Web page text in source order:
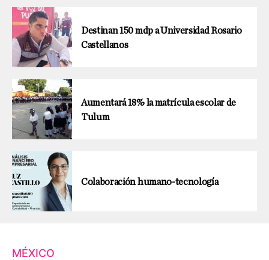
Destinan 150 mdp a Universidad Rosario
Castellanos
Aumentará 18% la matrícula escolar de
Tulum
Colaboración humano-tecnología
MÉXICO